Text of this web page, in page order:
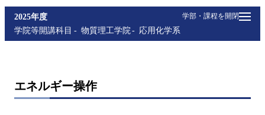
学部・課程を開閉
2025年度
学院等開講科目
物質理工学院 応用化学系
エネルギー操作